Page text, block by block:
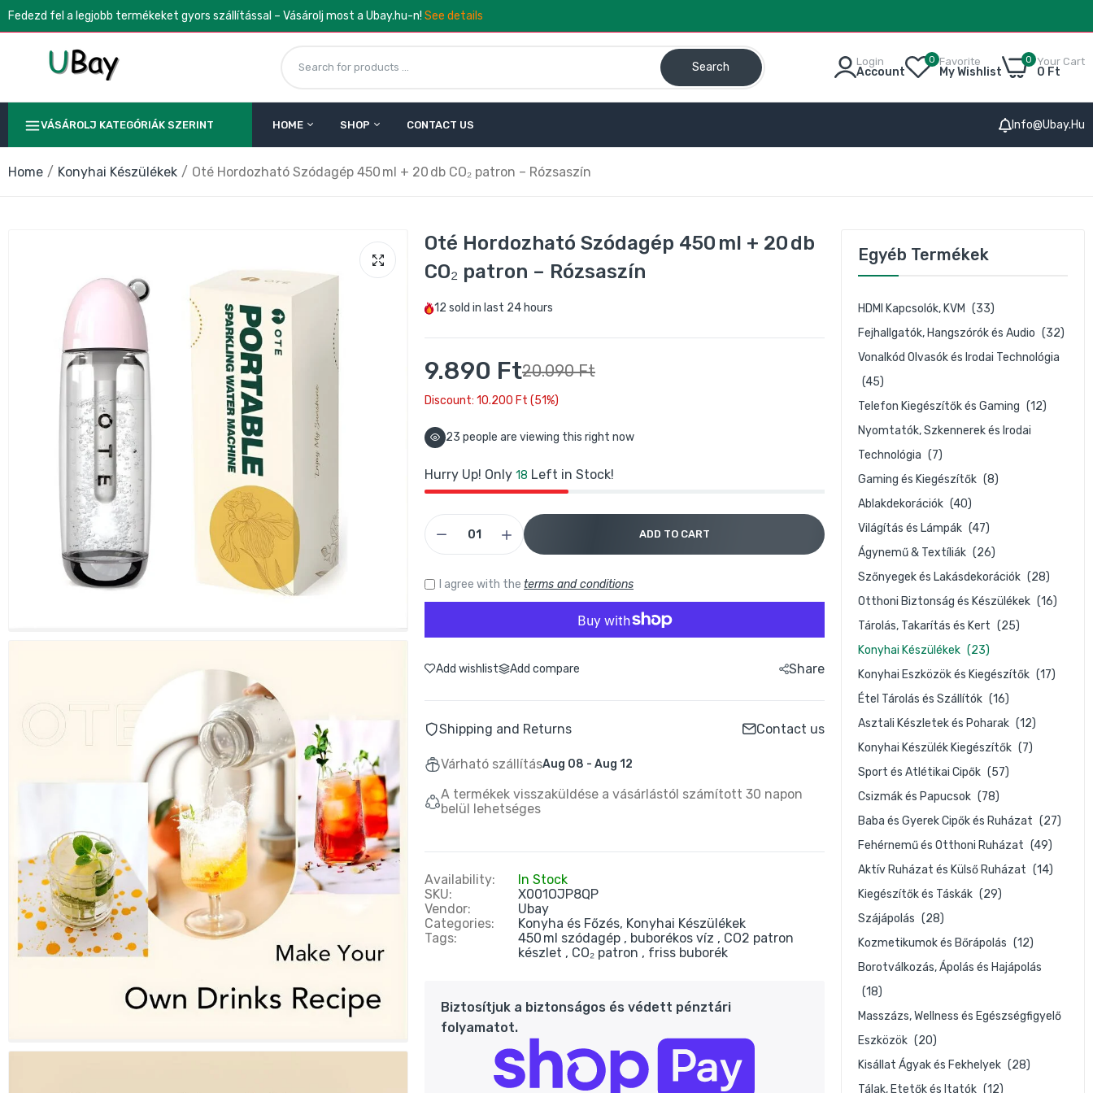
Fedezd fel a legjobb termékeket gyors szállítással – Vásárolj most a Ubay.hu-n! See details
Search
28.990 Ft 38.990 Ft
Kézi tejhabosító – elemes, rozsdamentes acél habverő fejjel
1.490 Ft
1.990 Ft
13.990 Ft
Buydeem CD2002 Hőálló Üveg Teáskanna – 800 ml
14.990 Ft
Buydeem Elektromos Bögremelegítő – 2 Hőfok, Szilikon Talp –
11.990 Ft
Buydeem Szürke Elektromos Bögremelegítő – 2 Hőfok, Szilikon
79.990 Ft
Buydeem G564 Elektromos Ételpároló 5 L – Multifunkciós Zöld
29.790 Ft
67.900 Ft
Buydeem K1594T Elektromos Vízforraló és Melegítő Főzőedény
Készlet – Zöld
56.990 Ft
Buydeem Elektromos Vízforraló 1,7 l – Ezüst
Buydeem K314Mini Elektromos Vízforraló 0,7 l – Zöld
Login
Account
0 Favorite
My Wishlist
0 Your Cart
0 Ft
VÁSÁROLJ KATEGÓRIÁK SZERINT HOME SHOP CONTACT US Info@ubay.hu
Home Konyhai Készülékek Oté Hordozható Szódagép 450 ml + 20 db CO₂ patron – Rózsaszín
Egyéb Termékek
HDMI Kapcsolók, KVM (33)
Fejhallgatók, Hangszórók és Audio (32)
Vonalkód Olvasók és Irodai Technológia
(45)
Telefon Kiegészítők és Gaming (12)
Nyomtatók, Szkennerek és Irodai
Technológia (7)
Gaming és Kiegészítők (8)
Ablakdekorációk (40)
Világítás és Lámpák (47)
Ágynemű & Textíliák (26)
Szőnyegek és Lakásdekorációk (28)
Otthoni Biztonság és Készülékek (16)
Tárolás, Takarítás és Kert (25)
Konyhai Készülékek (23)
Konyhai Eszközök és Kiegészítők (17)
Étel Tárolás és Szállítók (16)
Asztali Készletek és Poharak (12)
Konyhai Készülék Kiegészítők (7)
Sport és Atlétikai Cipők (57)
Csizmák és Papucsok (78)
Baba és Gyerek Cipők és Ruházat (27)
Fehérnemű és Otthoni Ruházat (49)
Aktív Ruházat és Külső Ruházat (14)
Kiegészítők és Táskák (29)
Szájápolás (28)
Kozmetikumok és Bőrápolás (12)
Borotválkozás, Ápolás és Hajápolás
(18)
Masszázs, Wellness és Egészségfigyelő
Eszközök (20)
Kisállat Ágyak és Fekhelyek (28)
Tálak, Etetők és Itatók (12)
Oté Hordozható Szódagép 450 ml + 20 db
CO₂ patron – Rózsaszín
12 sold in last 24 hours
9.890 Ft20.090 Ft
Discount: 10.200 Ft (51%)
23 people are viewing this right now
Hurry Up! Only 18 Left in Stock!
ADD TO CART
I agree with the terms and conditions
Add wishlist Add compare Share
Shipping and Returns Contact us
Várható szállításAug 08 - Aug 12
A termékek visszaküldése a vásárlástól számított 30 napon
belül lehetséges
Availability:
In Stock
SKU:
X001OJP8QP
Vendor:
Ubay
Categories:
Konyha és Főzés, Konyhai Készülékek
Tags:
450 ml szódagép buborékos víz
CO2 patron
készlet
CO₂ patron friss buborék
Biztosítjuk a biztonságos és védett pénztári
folyamatot.